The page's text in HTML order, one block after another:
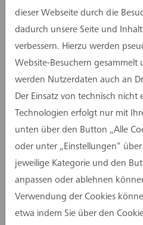
Mehr zu
diesem Projekt:
dieser Webseite durch die
dadurch unsere Seite und
verbessern. Hierzu werden
Website-Besuchern gesammelt
werden Nutzerdaten auch an
Der Einsatz von technisch nicht
Technologien erfolgt nur mit
unten über den Button „Alle
oder unter „Einstellungen“
jeweilige Kategorie und den
anpassen oder ablehnen
Verwendung der Cookies
etwa indem Sie über den